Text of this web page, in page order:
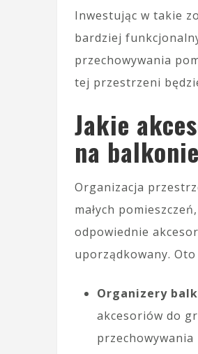
Inwestując w takie
bardziej
przechowywania
tej przestrzeni
Jakie
na
Organizacja
małych
odpowiednie
uporządkowany.
Organizery
akcesoriów do